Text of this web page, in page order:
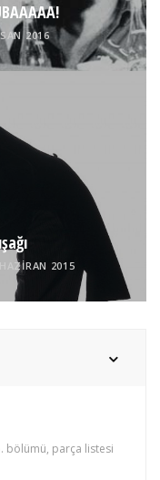
2016
2015
bölümü, parça listesi